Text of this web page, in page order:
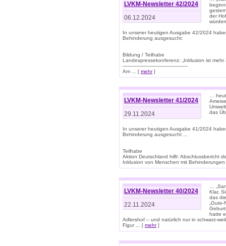
LVKM-Newsletter 42/2024
06.12.2024
der
In unserer heutigen Ausgabe 42/2024
Behinderung ausgesucht:
Bildung / Teilhabe
Landespressekonferenz: „Inklusion ist mehr
-------------------------------------------
Am ... [ mehr]
LVKM-Newsletter 41/2024
29.11.2024
…
das
In unserer heutigen Ausgabe 41/2024
Behinderung ausgesucht ...
Teilhabe
Aktion Deutschland hilft: Abschlussbericht
Inklusion von Menschen mit
LVKM-Newsletter 40/2024
22.11.2024
…
Klar,
das
hatte
Adlershof – und natürlich nur in schwarz-
Figur ... [ mehr]